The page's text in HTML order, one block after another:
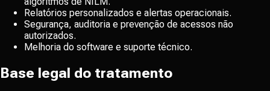
Relatórios personalizados e alertas operacionais.
Segurança, auditoria e prevenção de acessos não
autorizados.
Melhoria do software e suporte técnico.
Base legal do tratamento